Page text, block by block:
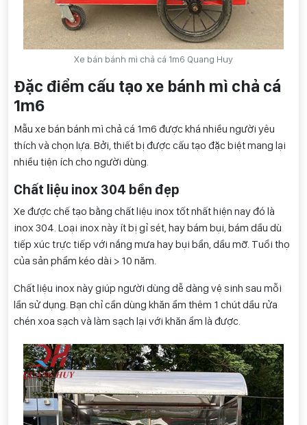
Xe bán bánh mì chả cá 1m6 Quang Huy
Đặc điểm cấu tạo xe bánh mì chả cá
1m6
Mẫu xe bán bánh mì chả cá 1m6 được khá nhiều người yêu
thích và chọn lựa. Bởi, thiết bị được cấu tạo đặc biệt mang lại
nhiều tiện ích cho người dùng.
Chất liệu inox 304 bền đẹp
Xe được chế tạo bằng chất liệu inox tốt nhất hiện nay đó là
inox 304. Loại inox này ít bị gỉ sét, hay bám bụi, bám dầu dù
tiếp xúc trực tiếp với nắng mưa hay bụi bẩn, dầu mỡ. Tuổi thọ
của sản phẩm kéo dài > 10 năm.
Chất liệu inox này giúp người dùng dễ dàng vệ sinh sau mỗi
lần sử dụng. Bạn chỉ cần dùng khăn ẩm thêm 1 chút dầu rửa
chén xoa sạch và làm sạch lại với khăn ẩm là được.